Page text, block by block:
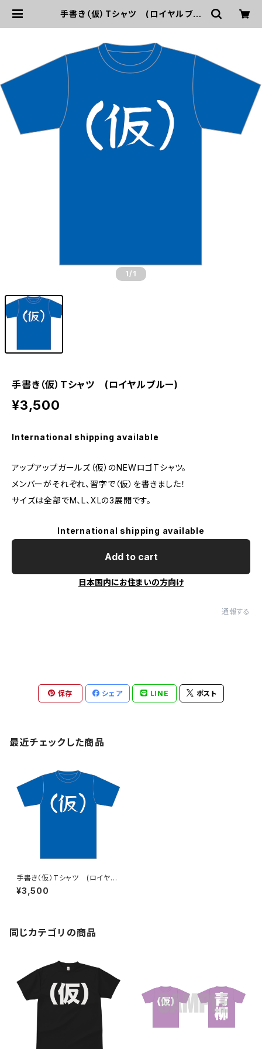
手書き（仮）Tシャツ (ロイヤルブル
1 /1
手書き（仮）Tシャツ (ロイヤルブルー)
¥3,500
International shipping available
アップアップガールズ（仮）のNEWロゴTシャツ。
メンバーがそれぞれ、習字で（仮）を書きました！
サイズは全部でM、L、XLの3展開です。
International shipping available
Add to cart
日本国内にお住まいの方向け
通報する
保存 シェア LINE ポスト
最近チェックした商品
手書き（仮）Tシャツ (ロイヤル
ブルー)
¥3,500
同じカテゴリの商品